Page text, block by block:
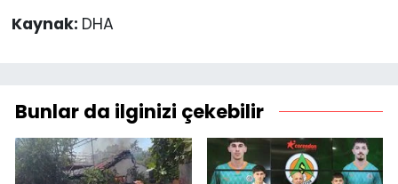
Kaynak: DHA
Bunlar da ilginizi çekebilir